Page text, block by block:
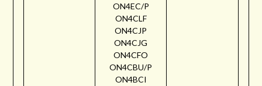
ON4EC/P
ON4CLF
ON4CJP
ON4CJG
ON4CFO
ON4CBU/P
ON4BCI